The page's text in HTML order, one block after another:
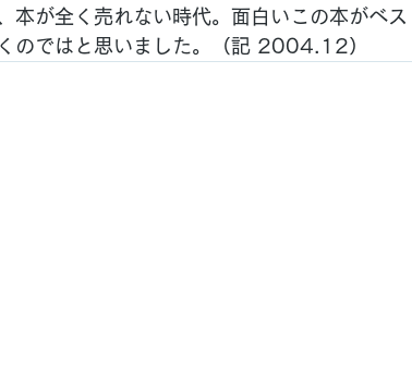
本が全く売れない時代。面白いこの本がベ
のではと思いました。（記 2004.12）